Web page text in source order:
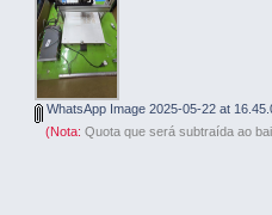
WhatsApp Image 2025-05-22 at
(Nota: Quota que será subtraída ao